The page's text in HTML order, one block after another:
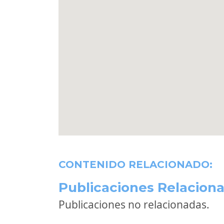
CONTENIDO RELACIONADO:
Publicaciones
Publicaciones no relacionadas.